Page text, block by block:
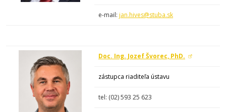
e-mail: jan.hives@stuba.sk
Doc. Ing. Jozef Švorec, PhD.
zástupca riaditeľa ústavu
tel: (02)593 25 623